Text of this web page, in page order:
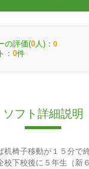
の評価(0 人)： 0
： 0件
ソフト詳細説明
椅子移動が１５分で
校下校後に５年生（新